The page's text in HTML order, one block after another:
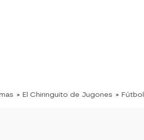
» El Chiringuito de Jugones » Fútbol